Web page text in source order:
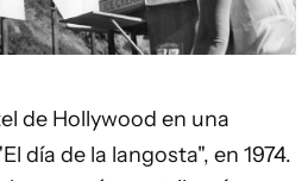
de Hollywood en una
día de la langosta", en 1974.